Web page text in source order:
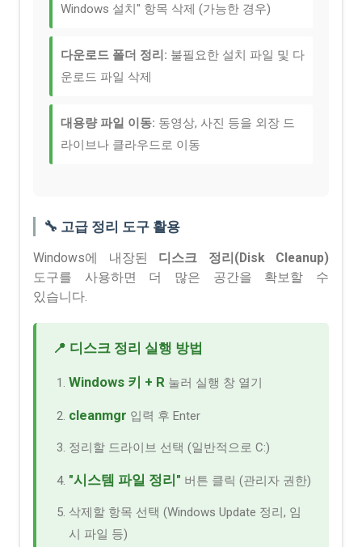
Windows 설치" 항목 삭제 (가능한 경우)
다운로드 폴더 정리: 불필요한 설치 파일 및 다
운로드 파일 삭제
대용량 파일 이동: 동영상, 사진 등을 외장 드
라이브나 클라우드로 이동
🔧 고급 정리 도구 활용
Windows에 내장된 디스크 정리(Disk Cleanup)
도구를 사용하면 더 많은 공간을 확보할 수
있습니다.
📍 디스크 정리 실행 방법
Windows 키 + R 눌러 실행 창 열기
cleanmgr 입력 후 Enter
정리할 드라이브 선택 (일반적으로 C:)
"시스템 파일 정리" 버튼 클릭 (관리자 권한)
삭제할 항목 선택 (Windows Update 정리, 임
시 파일 등)